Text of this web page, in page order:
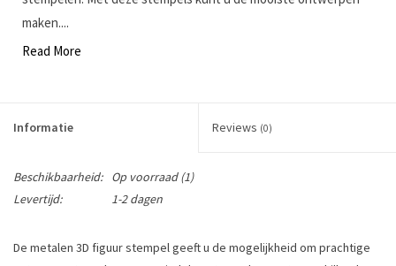
maken....
Read More
Informatie Reviews (0)
Beschikbaarheid: Op voorraad(1)
Levertijd:
1-2 dagen
De metalen 3D figuur stempel geeft u de mogelijkheid om prachtige